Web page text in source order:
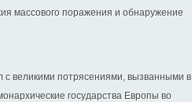
массового поражения и обнаружение
с великими потрясениями, вызванными в
государства Европы во